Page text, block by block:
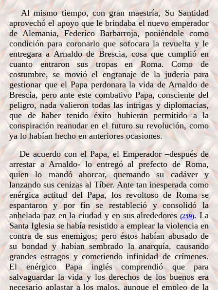
Al mismo tiempo, con gran maestría, Su Santidad
aprovechó el apoyo que le brindaba el nuevo emperador
de Alemania, Federico Barbarroja, poniéndole como
condición para coronarlo que sofocara la revuelta y le
entregara a Arnaldo de Brescia, cosa que cumplió en
cuanto entraron sus tropas en Roma. Como de
costumbre, se movió el engranaje de la judería para
gestionar que el Papa perdonara la vida de Arnaldo de
Brescia, pero ante este combativo Papa, consciente del
peligro, nada valieron todas las intrigas y diplomacias,
que de haber tenido éxito hubieran permitido a la
conspiración reanudar en el futuro su revolución, como
ya lo habían hecho en anteriores ocasiones.
De acuerdo con el Papa, el Emperador –después de
arrestar a Arnaldo- lo entregó al prefecto de Roma,
quien lo mandó ahorcar, quemando su cadáver y
lanzando sus cenizas al Tíber. Ante tan inesperada como
enérgica actitud del Papa, los revoltoso de Roma se
espantaron y por fin se restableció y consolidó la
anhelada paz en la ciudad y en sus alrededores(259). La
Santa Iglesia se había resistido a emplear la violencia en
contra de sus enemigos; pero éstos habían abusado de
su bondad y habían sembrado la anarquía, causando
grandes estragos y cometiendo infinidad de crímenes.
El enérgico Papa inglés comprendió que para
salvaguardar la vida y los derechos de los buenos era
necesario aplastar a los malos, aunque el empleo de la